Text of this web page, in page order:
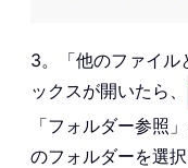
3。「他のファイル
ックスが開いたら、
「フォルダー参照
のフォルダーを選